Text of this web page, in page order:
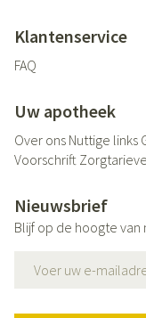
Klantenservice
FAQ
Uw apotheek
Over ons Nuttige links
Voorschrift
Nieuwsbrief
Blijf op de hoogte